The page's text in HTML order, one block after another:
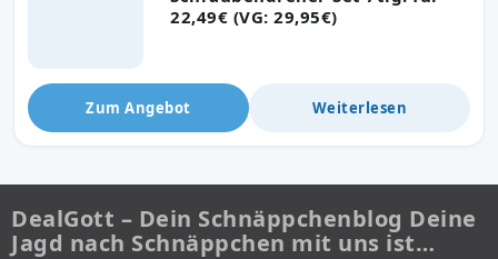
22,49€ (VG: 29,95€)
Zum Angebot Weiterlesen
DealGott – Dein Schnäppchenblog Deine
Jagd nach Schnäppchen mit uns ist…